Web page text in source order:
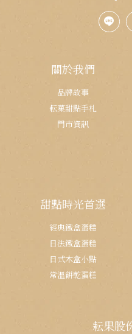
關於我們
品牌故事
耘菓甜點手札
門市資訊
甜點時光首選
經典鐵盒蛋糕
日法鐵盒蛋糕
日式木盒小點
常溫餅乾蛋糕
耘果股